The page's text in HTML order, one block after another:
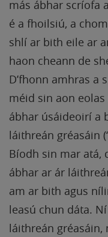
más ábhar scríofa
é a fhoilsiú, a
shlí ar bith eile ar
haon cheann de
D’fhonn amhras a
méid sin aon
ábhar úsáideoirí a
láithreán gréasáin
Bíodh sin mar atá,
ábhar ar ár
am ar bith agus
leasú chun dáta.
láithreán gréasáin,